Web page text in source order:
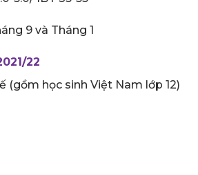
9 và Tháng 1
22
(gồm học sinh Việt Nam lớp 12)